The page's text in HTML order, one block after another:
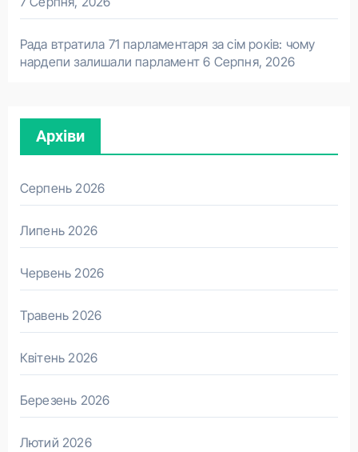
Рада втратила 71 парламентаря за сім років: чому
нардепи залишали парламент 6 Серпня, 2026
Архіви
Серпень 2026
Липень 2026
Червень 2026
Травень 2026
Квітень 2026
Березень 2026
Лютий 2026